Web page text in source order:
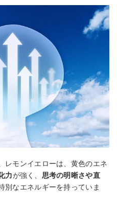
レモンイエローは、黄色のエネ
力が強く、 思考の明晰さや直
別なエネルギーを持っていま